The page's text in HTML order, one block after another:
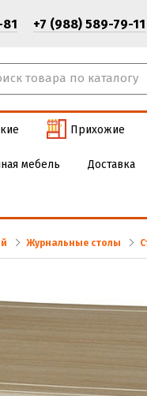
+7 (988) 589-79-11
Прихожие
мебель Доставка
Журнальные столы